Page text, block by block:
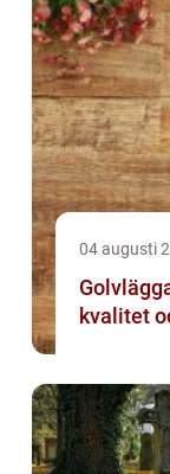
04 augusti
Golvläggare
kvalitet